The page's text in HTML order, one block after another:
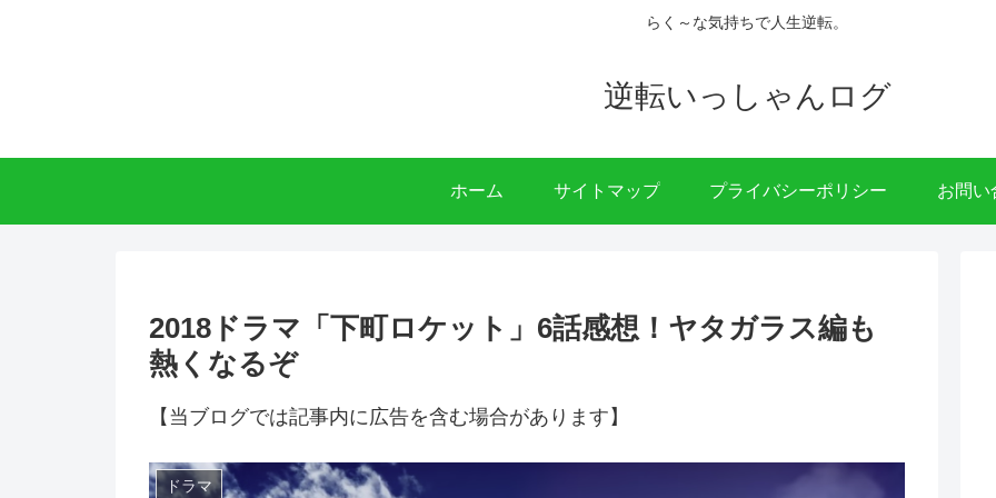
らく～な気持ちで人生逆転。
逆転いっしゃんログ
ホーム サイトマップ プライバシーポリシー お問い
2018ドラマ「下町ロケット」6話感想！ヤタガラス編も
熱くなるぞ
【当ブログでは記事内に広告を含む場合があります】
ドラマ